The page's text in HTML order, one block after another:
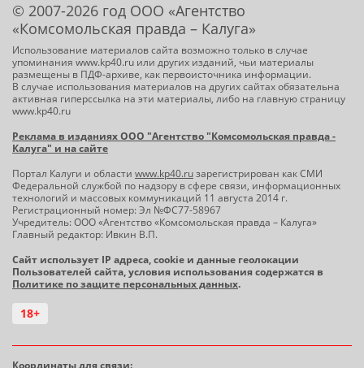
© 2007-2026 год ООО «Агентство
«Комсомольская правда – Калуга»
Использование материалов сайта возможно только в случае
упоминания www.kp40.ru или других изданий, чьи материалы
размещены в ПДФ-архиве, как первоисточника информации.
В случае использования материалов на других сайтах обязательна
активная гиперссылка на эти материалы, либо на главную страницу
www.kp40.ru
Реклама в изданиях ООО "Агентство "Комсомольская правда -
Калуга" и на сайте
Портал Калуги и области www.kp40.ruзарегистрирован как СМИ
Федеральной службой по надзору в сфере связи, информационных
технологий и массовых коммуникаций 11 августа 2014 г.
Регистрационный номер: Эл №ФС77-58967
Учредитель: ООО «Агентство «Комсомольская правда – Калуга»
Главный редактор: Ивкин В.П.
Сайт использует IP адреса, cookie и данные геолокации
Пользователей сайта, условия использования содержатся в
Политике по защите персональных данных.
18+